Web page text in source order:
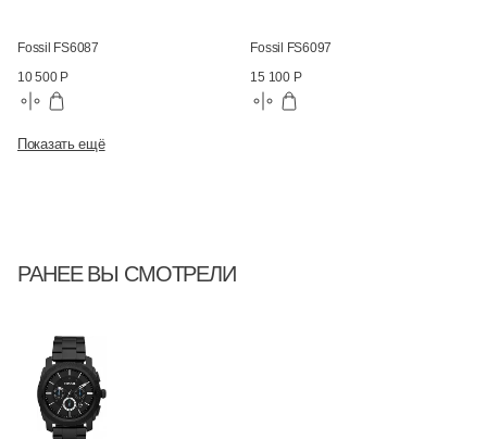
Fossil FS6087
10 500 Р
Fossil FS6097
15 100 Р
Показать ещё
РАНЕЕ ВЫ СМОТРЕЛИ